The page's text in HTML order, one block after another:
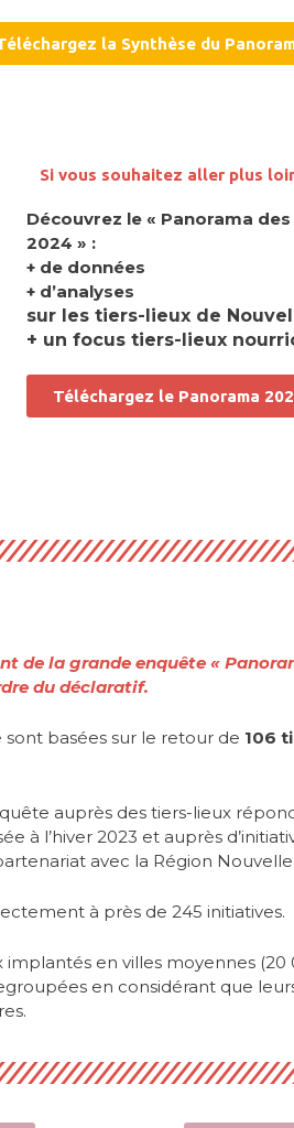
la Synthèse du
Si vous souhaitez aller plus
Découvrez le « Panorama
2024 » :
+ de données
+ d’analyses
sur les tiers-lieux de
+ un focus tiers-lieux
Téléchargez le Panorama
de la grande enquête «
du déclaratif.
basées sur le retour de 106
auprès des tiers-lieux
à l’hiver 2023 et auprès
avec la Région
à près de 245 initiatives.
en villes moyennes (20
en considérant que